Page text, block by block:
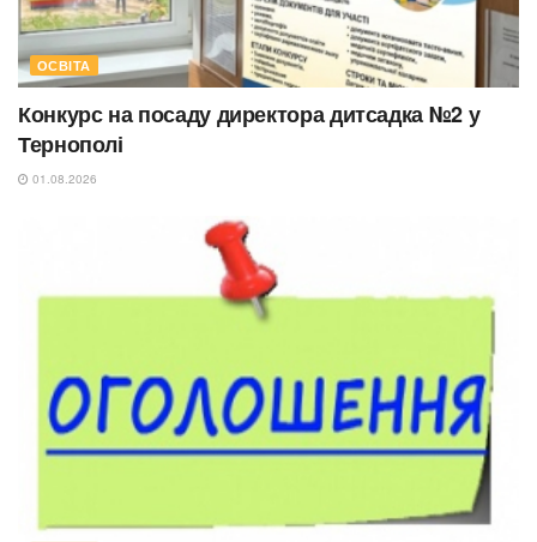
ОСВІТА
Конкурс на посаду директора дитсадка №2 у
Тернополі
01.08.2026